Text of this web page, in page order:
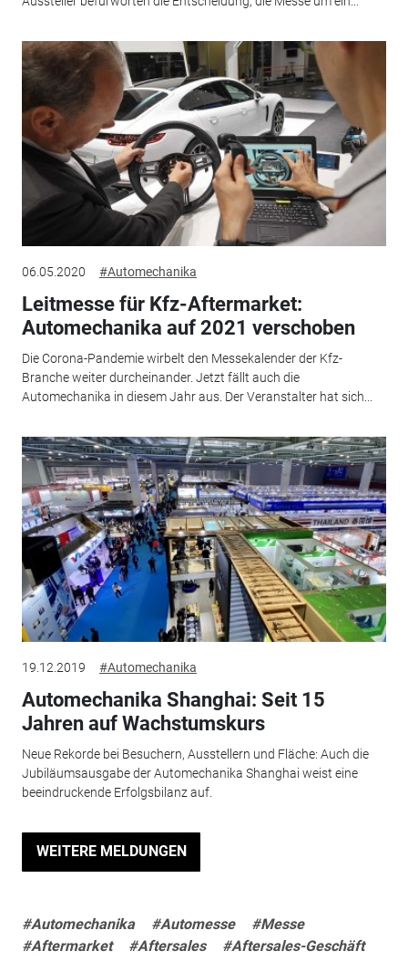
06.05.2020 #Automechanika
Leitmesse für Kfz-Aftermarket:
Automechanika auf 2021 verschoben
Die Corona-Pandemie wirbelt den Messekalender der Kfz-
Branche weiter durcheinander. Jetzt fällt auch die
Automechanika in diesem Jahr aus. Der Veranstalter hat sich...
19.12.2019 #Automechanika
Automechanika Shanghai: Seit 15
Jahren auf Wachstumskurs
Neue Rekorde bei Besuchern, Ausstellern und Fläche: Auch die
Jubiläumsausgabe der Automechanika Shanghai weist eine
beeindruckende Erfolgsbilanz auf.
WEITERE MELDUNGEN
#Automechanika #Automesse
#Messe
#Aftermarket
#Aftersales #Aftersales-Geschäft